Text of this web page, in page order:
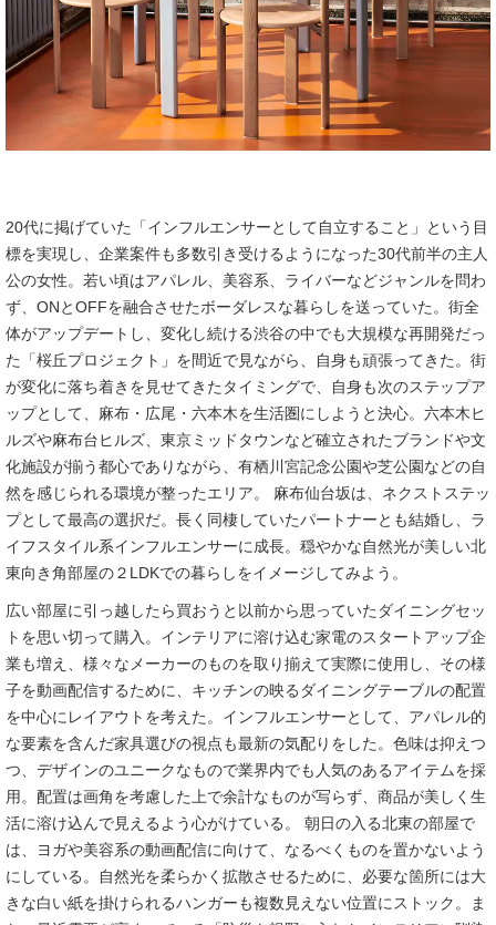
20代に掲げていた「インフルエンサーとして自立すること」という目
標を実現し、企業案件も多数引き受けるようになった30代前半の主人
公の女性。若い頃はアパレル、美容系、ライバーなどジャンルを問わ
ず、ONとOFFを融合させたボーダレスな暮らしを送っていた。街全
体がアップデートし、変化し続ける渋谷の中でも大規模な再開発だっ
た「桜丘プロジェクト」を間近で見ながら、自身も頑張ってきた。街
が変化に落ち着きを見せてきたタイミングで、自身も次のステップア
ップとして、麻布・広尾・六本木を生活圏にしようと決心。六本木ヒ
ルズや麻布台ヒルズ、東京ミッドタウンなど確立されたブランドや文
化施設が揃う都心でありながら、有栖川宮記念公園や芝公園などの自
然を感じられる環境が整ったエリア。 麻布仙台坂は、ネクストステッ
プとして最高の選択だ。長く同棲していたパートナーとも結婚し、ラ
イフスタイル系インフルエンサーに成長。穏やかな自然光が美しい北
東向き角部屋の２LDKでの暮らしをイメージしてみよう。
広い部屋に引っ越したら買おうと以前から思っていたダイニングセッ
トを思い切って購入。インテリアに溶け込む家電のスタートアップ企
業も増え、様々なメーカーのものを取り揃えて実際に使用し、その様
子を動画配信するために、キッチンの映るダイニングテーブルの配置
を中心にレイアウトを考えた。インフルエンサーとして、アパレル的
な要素を含んだ家具選びの視点も最新の気配りをした。色味は抑えつ
つ、デザインのユニークなもので業界内でも人気のあるアイテムを採
用。配置は画角を考慮した上で余計なものが写らず、商品が美しく生
活に溶け込んで見えるよう心がけている。 朝日の入る北東の部屋で
は、ヨガや美容系の動画配信に向けて、なるべくものを置かないよう
にしている。自然光を柔らかく拡散させるために、必要な箇所には大
きな白い紙を掛けられるハンガーも複数見えない位置にストック。ま